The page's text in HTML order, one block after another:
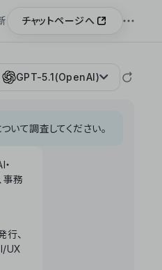
チャットページへ
GPT-5.1(OpenAI)
いて調査してください。
事務
、
UX